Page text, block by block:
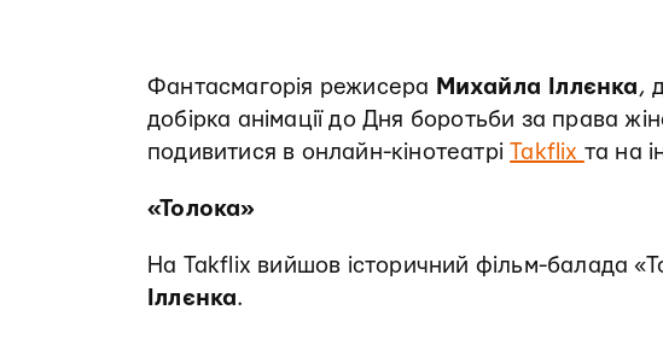
Фантасмагорія режисера Михайла Іллєнка,
добірка анімації до Дня боротьби за права
подивитися в онлайн-кінотеатріTakflix та на
«Толока»
На Takflix вийшов історичний фільм-балада
Іллєнка.